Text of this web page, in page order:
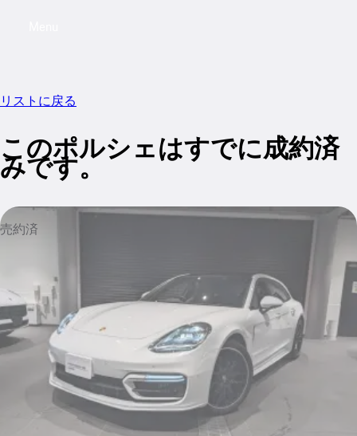
リストに戻る
このポルシェはすでに成約済
みです。
売約済